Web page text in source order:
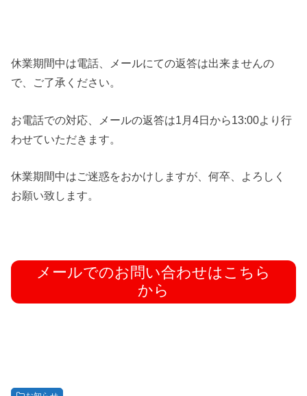
休業期間中は電話、メールにての返答は出来ませんの
で、ご了承ください。
お電話での対応、メールの返答は1月4日から13:00より行
わせていただきます。
休業期間中はご迷惑をおかけしますが、何卒、よろしく
お願い致します。
メールでのお問い合わせはこちら
から